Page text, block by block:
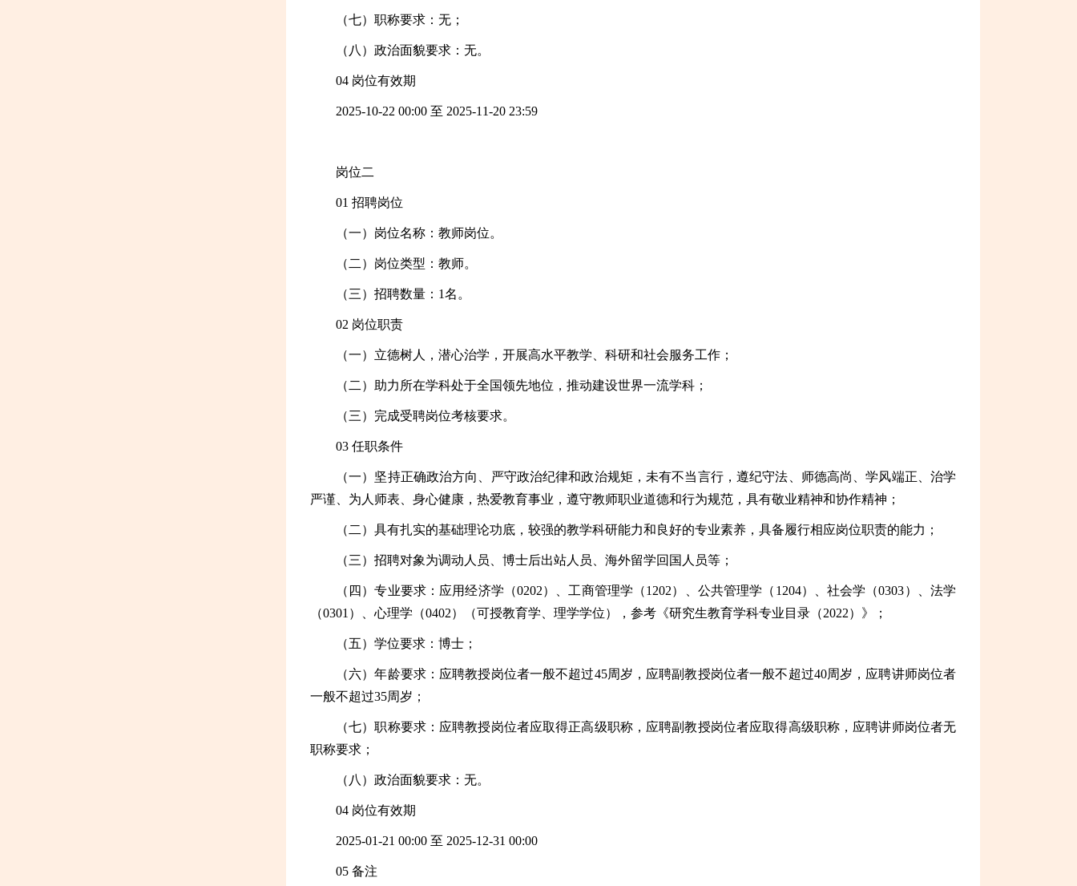
（七）职称要求：无；
（八）政治面貌要求：无。
04 岗位有效期
2025-10-22 00:00 至 2025-11-20 23:59
岗位二
01 招聘岗位
（一）岗位名称：教师岗位。
（二）岗位类型：教师。
（三）招聘数量：1名。
02 岗位职责
（一）立德树人，潜心治学，开展高水平教学、科研和社会服务工作；
（二）助力所在学科处于全国领先地位，推动建设世界一流学科；
（三）完成受聘岗位考核要求。
03 任职条件
（一）坚持正确政治方向、严守政治纪律和政治规矩，未有不当言行，遵纪守法、师德高尚、学风端正、治学
严谨、为人师表、身心健康，热爱教育事业，遵守教师职业道德和行为规范，具有敬业精神和协作精神；
（二）具有扎实的基础理论功底，较强的教学科研能力和良好的专业素养，具备履行相应岗位职责的能力；
（三）招聘对象为调动人员、博士后出站人员、海外留学回国人员等；
（四）专业要求：应用经济学（0202）、工商管理学（1202）、公共管理学（1204）、社会学（0303）、法学
（0301）、心理学（0402）（可授教育学、理学学位），参考《研究生教育学科专业目录（2022）》；
（五）学位要求：博士；
（六）年龄要求：应聘教授岗位者一般不超过45周岁，应聘副教授岗位者一般不超过40周岁，应聘讲师岗位者
一般不超过35周岁；
（七）职称要求：应聘教授岗位者应取得正高级职称，应聘副教授岗位者应取得高级职称，应聘讲师岗位者无
职称要求；
（八）政治面貌要求：无。
04 岗位有效期
2025-01-21 00:00 至 2025-12-31 00:00
05 备注